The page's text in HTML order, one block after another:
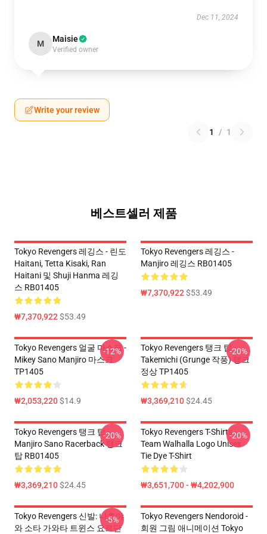
Dec 11, 2024
M Maisie
Verified owner
Write your review
1 / 1
베스트셀러 제품
Tokyo Revengers 레깅스 - 린도
Haitani, Tetta Kisaki, Ran
Haitani 및 Shuji Hanma 레깅
스 RB01405
₩7,370,922$53.49
Tokyo Revengers 레깅스 -
Manjiro 레깅스 RB01405
₩7,370,922$53.49
Tokyo Revengers 얼굴 마스크 -
Mikey Sano Manjiro 마스크
TP1405
₩2,053,220$14.9
-12%
Tokyo Revengers 탱크 탑 -
Takemichi (Grunge 작풍) 탱크
정상 TP1405
₩3,369,210$24.45
-20%
Tokyo Revengers 탱크 탑 -
Manjiro Sano Racerback 탱크
탑 RB01405
₩3,369,210$24.45
-20%
Tokyo Revengers T-Shirts -
Team Walhalla Logo Unisex
Tie Dye T-Shirt
₩3,651,700 - ₩4,202,900
-20%
Tokyo Revengers 신발: 나호야
와 소타 가와타 트윈스 요르단
-5%
Tokyo Revengers Nendoroid -
회원 그림 애니메이션 Tokyo